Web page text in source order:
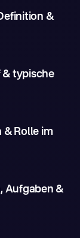
&
typische
& Rolle im
Aufgaben &